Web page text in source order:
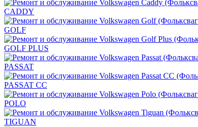
CADDY
GOLF
GOLF PLUS
PASSAT
PASSAT CC
POLO
TIGUAN